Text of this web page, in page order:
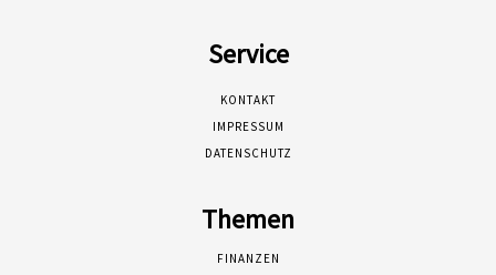
Service
KONTAKT
IMPRESSUM
DATENSCHUTZ
Themen
FINANZEN